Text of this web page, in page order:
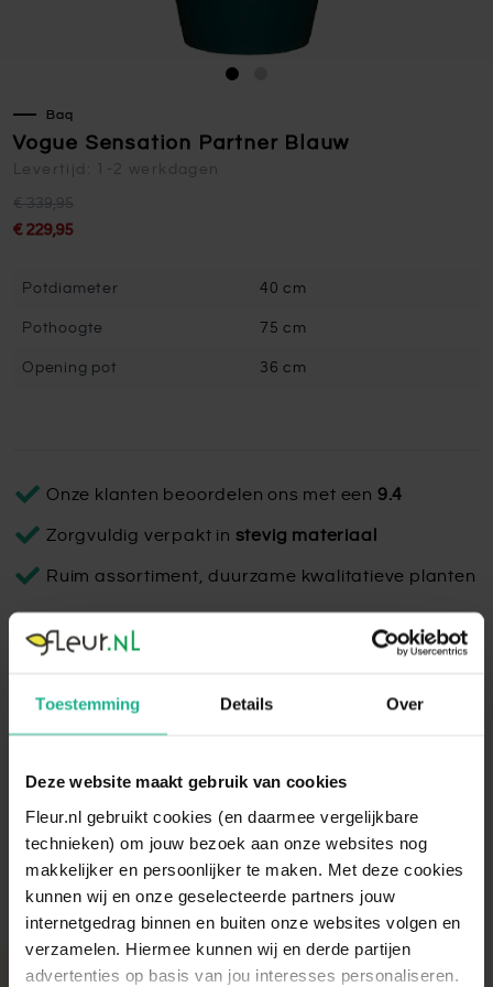
Toestemming Details Over
Deze website maakt gebruik van cookies
Fleur.nl gebruikt cookies (en daarmee vergelijkbare
technieken) om jouw bezoek aan onze websites nog
makkelijker en persoonlijker te maken. Met deze cookies
kunnen wij en onze geselecteerde partners jouw
internetgedrag binnen en buiten onze websites volgen en
verzamelen. Hiermee kunnen wij en derde partijen
advertenties op basis van jou interesses personaliseren.
Baq
Vogue Sensation Partner Blauw
Levertijd: 1-2 werkdagen
€ 339,95
€ 229,95
Potdiameter 40 cm
Pothoogte 75 cm
Opening pot 36 cm
Onze klanten beoordelen ons met een 9.4
Zorgvuldig verpakt in stevig materiaal
Ruim assortiment, duurzame kwalitatieve planten
De kleurencombinatie van de Baq Vogue Sensation Partner
geeft een verrassend effect. Een schitterende en bijzondere
Met aandacht verpakt